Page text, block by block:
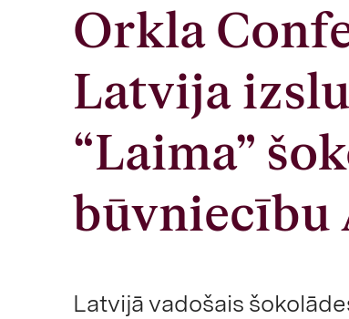
Orkla
Latvija
“Laima”
būvniecību
Latvijā vadošais